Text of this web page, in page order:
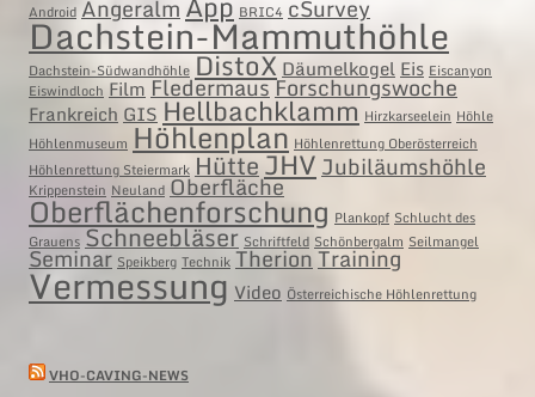
Android Angeralm BRIC4 cSurvey
Dachstein-Mammuthöhle
Dachstein-Südwandhöhle DistoX Däumelkogel Eis Eiscanyon
Eiswindloch Film FledermausForschungswoche
Frankreich GIS Hellbachklamm Hirzkarseelein Höhle
Höhlenmuseum Höhlenplan Höhlenrettung Oberösterreich
Höhlenrettung Steiermark HütteJHVJubiläumshöhle
Krippenstein Neuland Oberfläche
Oberflächenforschung Plankopf Schlucht des
Grauens Schneebläser Schriftfeld Schönbergalm Seilmangel
Seminar Speikberg Technik TherionTraining
Vermessung Video Österreichische Höhlenrettung
VHO-CAVING-NEWS